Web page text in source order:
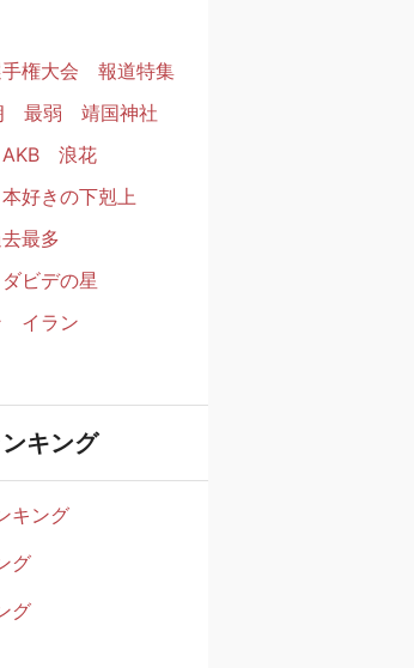
権大会
報道特集
最弱
靖国神社
AKB
浪花
本好きの下剋上
最多
ダビデの星
イラン
キング
キング
グ
グ